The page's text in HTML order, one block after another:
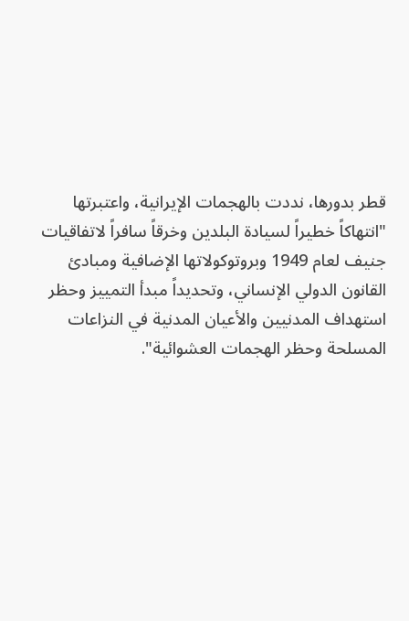
قطر بدورها، نددت بالهجمات الإيرانية، واعتبرتها
"انتهاكاً خطيراً لسيادة البلدين وخرقاً سافراً لاتفاقيات
جنيف لعام 1949 وبروتوكولاتها الإضافية ومبادئ
القانون الدولي الإنساني، وتحديداً مبدأ التمييز وحظر
استهداف المدنيين والأعيان المدنية في النزاعات
المسلحة وحظر الهجمات العشوائية".